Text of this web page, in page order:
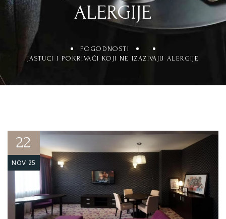
ALERGIJE
POGODNOSTI
JASTUCI I POKRIVAČI KOJI NE IZAZIVAJU ALERGIJE
22
NOV 25